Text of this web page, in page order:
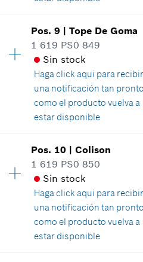
2,34 €*
*Recomendación de
vinculante, incluido IVA
Agregar a
Grupo de precios :22
Información sobre
Relación de aplicaciones
Mostrar en figura
7,93 €*
*Recomendación de
vinculante, incluido IVA
Agregar a
Pos.9 |Tope De Goma
1 619 PS0 849
Sin stock
Haga click aqui para recibir
una notificación tan pronto
como el producto vuelva a
estar disponible
Grupo de precios:
Información sobre
Relación de aplicaciones
Mostrar en figura
Pos. 10 |Colison
1 619 PS0 850
Sin stock
Haga click aqui para recibir
una notificación tan pronto
como el producto vuelva a
estar disponible